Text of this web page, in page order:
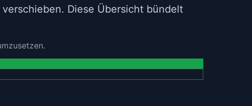
Diese Übersicht bündelt